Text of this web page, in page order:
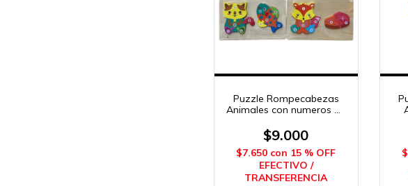
Puzzle Rompecabezas
Animales con numeros de
$9.000
$7.650 con 15 % OFF
EFECTIVO /
TRANSFERENCIA